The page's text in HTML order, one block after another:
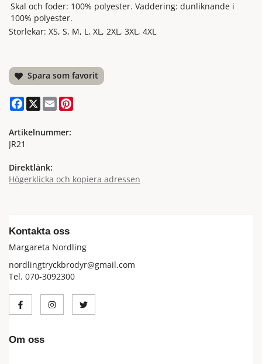
Skal och foder: 100% polyester. Vaddering: dunliknande i
100% polyester.
Storlekar: XS, S, M, L, XL, 2XL, 3XL, 4XL
Spara som favorit
Facebook
X Email
Artikelnummer:
JR21
Direktlänk:
Högerklicka och kopiera adressen
Kontakta oss
Margareta Nordling
nordlingtryckbrodyr@gmail.com
Tel. 070-3092300
Om oss